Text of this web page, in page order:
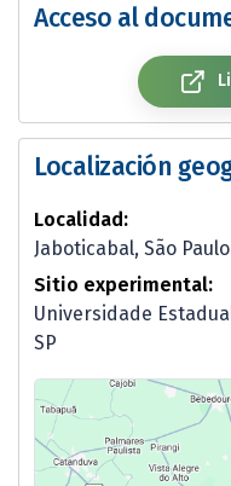
Acceso al
Localización
Localidad:
Jaboticabal, São
Sitio experimental:
Universidade
SP